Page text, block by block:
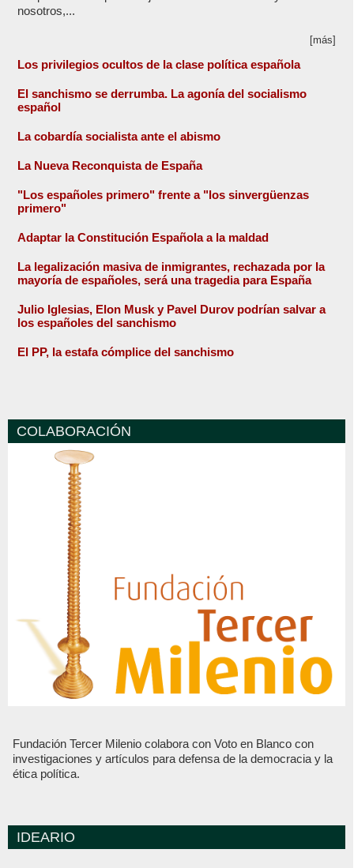
nosotros,...
[más]
Los privilegios ocultos de la clase política española
El sanchismo se derrumba. La agonía del socialismo
español
La cobardía socialista ante el abismo
La Nueva Reconquista de España
"Los españoles primero" frente a "los sinvergüenzas
primero"
Adaptar la Constitución Española a la maldad
La legalización masiva de inmigrantes, rechazada por la
mayoría de españoles, será una tragedia para España
Julio Iglesias, Elon Musk y Pavel Durov podrían salvar a
los españoles del sanchismo
El PP, la estafa cómplice del sanchismo
COLABORACIÓN
Fundación Tercer Milenio colabora con Voto en Blanco con
investigaciones y artículos para defensa de la democracia y la
ética política.
IDEARIO